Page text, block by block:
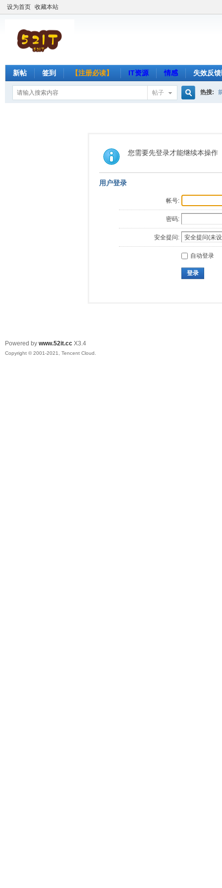
设为首页 收藏本站
新帖 签到 【注册必读】 IT资源 情感 失效反
帖子
索
热搜:
您需要先登录才能继续本操作
用户登录
帐号:
密码:
安全提问:
自动登录
登录
Powered by www.52it.cc X3.4
Copyright © 2001-2021, Tencent Cloud.